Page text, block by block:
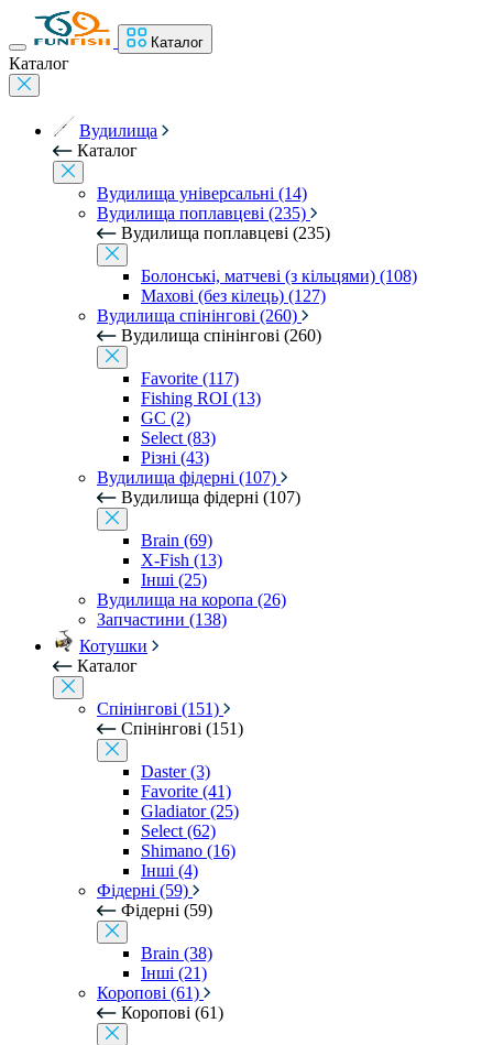
Каталог
Каталог
Вудилища
Каталог
Вудилища універсальні (14)
Вудилища поплавцеві (235)
Вудилища поплавцеві (235)
Болонські, матчеві (з кільцями) (108)
Махові (без кілець) (127)
Вудилища спінінгові (260)
Вудилища спінінгові (260)
Favorite (117)
Fishing ROI (13)
GC (2)
Select (83)
Різні (43)
Вудилища фідерні (107)
Вудилища фідерні (107)
Brain (69)
X-Fish (13)
Інші (25)
Вудилища на коропа (26)
Запчастини (138)
Котушки
Каталог
Спінінгові (151)
Спінінгові (151)
Daster (3)
Favorite (41)
Gladiator (25)
Select (62)
Shimano (16)
Інші (4)
Фідерні (59)
Фідерні (59)
Brain (38)
Інші (21)
Коропові (61)
Коропові (61)